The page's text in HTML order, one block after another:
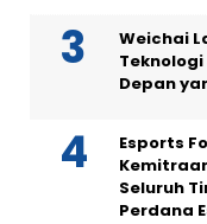
Weichai
Depan
Esports
Seluruh
Perdana